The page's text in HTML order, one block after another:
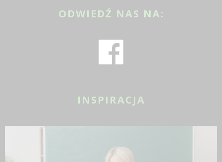
ODWIEDŹ NAS NA:
INSPIRACJA